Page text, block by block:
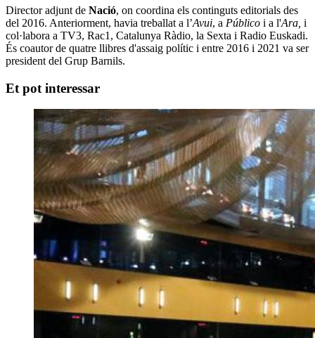
Director adjunt de Nació, on coordina els continguts editorials des
del 2016. Anteriorment, havia treballat a l’Avui, a Público i a l'Ara, i
col·labora a TV3, Rac1, Catalunya Ràdio, la Sexta i Radio Euskadi.
És coautor de quatre llibres d'assaig polític i entre 2016 i 2021 va ser
president del Grup Barnils.
Et pot interessar